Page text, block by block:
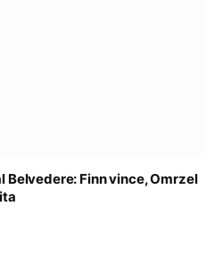
Belvedere: Finn vince, Omrzel